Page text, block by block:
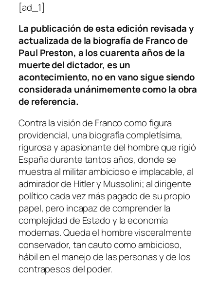
[ad_1]
La publicación de esta edición revisada y
actualizada de la biografía de Franco de
Paul Preston, a los cuarenta años de la
muerte del dictador, es un
acontecimiento, no en vano sigue siendo
considerada unánimemente como la obra
de referencia.
Contra la visión de Franco como figura
providencial, una biografía completísima,
rigurosa y apasionante del hombre que rigió
España durante tantos años, donde se
muestra al militar ambicioso e implacable, al
admirador de Hitler y Mussolini; al dirigente
político cada vez más pagado de su propio
papel, pero incapaz de comprender la
complejidad de Estado y la economía
modernas. Queda el hombre visceralmente
conservador, tan cauto como ambicioso,
hábil en el manejo de las personas y de los
contrapesos del poder.